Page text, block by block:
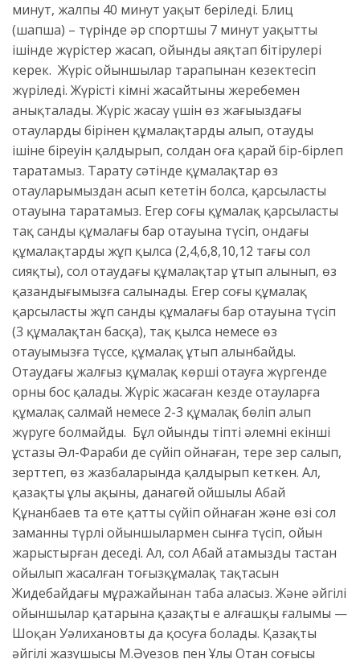
минут, жалпы 40 минут уақыт беріледі. Блиц
(шапшаң) – түрінде əр спортшы 7 минут уақыттың
ішінде жүрістер жасап, ойынды аяқтап бітірулері
керек. Жүріс ойыншылар тарапынан кезектесіп
жүріледі. Жүрісті кімнің жасайтыны жеребемен
анықталады. Жүріс жасау үшін өз жағыңыздағы
отаулардың бірінен құмалақтарды алып, отаудың
ішіне біреуін қалдырып, солдан оңға қарай бір-бірлеп
таратамыз. Тарату сəтінде құмалақтар өз
отауларымыздан асып кететін болса, қарсыластың
отауына таратамыз. Егер соңғы құмалақ қарсыластың
тақ санды құмалағы бар отауына түсіп, ондағы
құмалақтарды жұп қылса (2,4,6,8,10,12 тағы сол
сияқты), сол отаудағы құмалақтар ұтып алынып, өз
қазандығымызға салынады. Егер соңғы құмалақ
қарсыластың жұп санды құмалағы бар отауына түсіп
(3 құмалақтан басқа), тақ қылса немесе өз
отауымызға түссе, құмалақ ұтып алынбайды.
Отаудағы жалғыз құмалақ көрші отауға жүргенде
орны бос қалады. Жүріс жасаған кезде отауларға
құмалақ салмай немесе 2-3 құмалақ бөліп алып
жүруге болмайды. Бұл ойынды тіпті әлемнің екінші
ұстазы Әл-Фараби де сүйіп ойнаған, терең зер салып,
зерттеп, өз жазбаларында қалдырып кеткен. Ал,
қазақтың ұлы ақыны, данагөй ойшылы Абай
Құнанбаев та өте қатты сүйіп ойнаған және өзі сол
заманның түрлі ойыншылармен сынға түсіп, ойын
жарыстырған деседі. Ал, сол Абай атамыздың тастан
ойылып жасалған тоғызқұмалақ тақтасын
Жидебайдағы мұражайынан таба аласыз. Және әйгілі
ойыншылар қатарына қазақтың ең алғашқы ғалымы —
Шоқан Уәлихановты да қосуға болады. Қазақтың
әйгілі жазушысы М.Әуезов пен Ұлы Отан соғысы